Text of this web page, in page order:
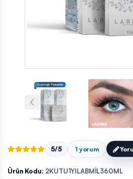
5/5 1 yorum
Ürün Kodu: 2KUTU1YILABMİL360ML